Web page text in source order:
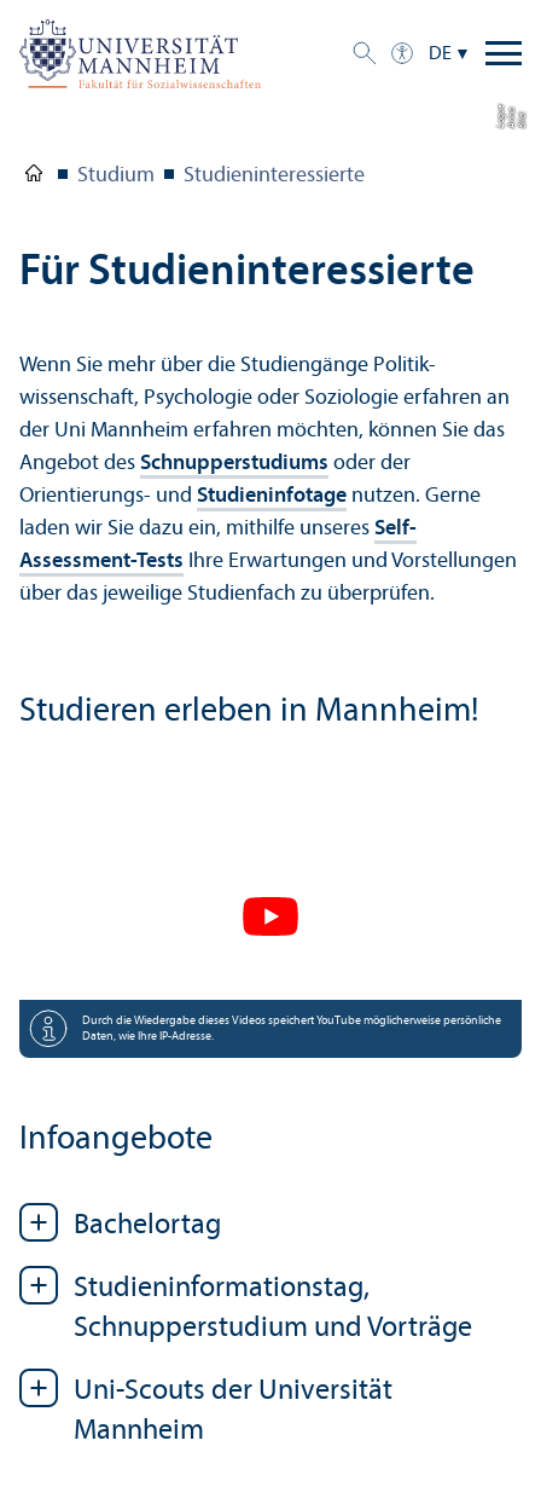
DE
Bil
d:
A
n
n
aL
o
g
u
e
Studium Studien­interessierte
Für Studien­interessierte
Wenn Sie mehr über die Studien­gänge Politik­
wissenschaft, Psychologie oder Soziologie erfahren an
der Uni Mannheim erfahren möchten, können Sie das
Angebot des Schnupperstudiums oder der
Orientierungs- und Studien­infotage nutzen. Gerne
laden wir Sie dazu ein, mithilfe unseres Self-
Assessment-Tests Ihre Erwartungen und Vorstellungen
über das jeweilige Studien­fach zu überprüfen.
Studieren erleben in Mannheim!
Durch die Wiedergabe dieses Videos speichert YouTube möglicherweise persönliche
Daten, wie Ihre IP-Adresse.
Infoangebote
Bachelor­tag
Studien­informations­tag,
Schnupperstudium und Vorträge
Uni-Scouts der Universität
Mannheim